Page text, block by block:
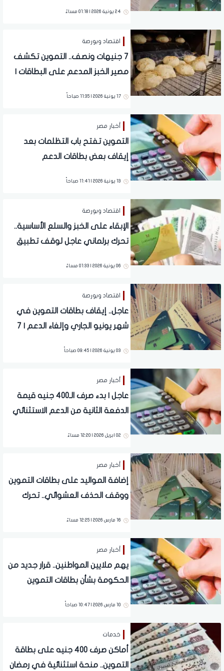
24 يونية 2026 | 01:18 مساءً
اقتصاد وبورصة
7 جنيهات ونصف.. التموين تكشف
مصير الخبز المدعم على البطاقات |
17 يونية 2026 | 11:35 صباحاً
أخبار مصر
التموين تفتح باب التظلمات بعد
إيقاف بعض بطاقات الدعم
13 يونية 2026 | 11:41 صباحاً
اقتصاد وبورصة
الإبقاء على الخبز والسلع الأساسية..
تحرك برلماني عاجل لوقف تطبيق
06 يونية 2026 | 01:33 مساءً
اقتصاد وبورصة
عاجل.. إيقاف بطاقات التموين في
شهر يونيو الجاري وإلغاء الدعم | 7
03 يونية 2026 | 09:45 صباحاً
أخبار مصر
عاجل | بدء صرف الـ400 جنيه قيمة
الدفعة الثانية من الدعم الاستثنائي
02 ابريل 2026 | 12:20 مساءً
أخبار مصر
إضافة المواليد على بطاقات التموين
ووقف الحذف العشوائي.. تحرك
16 مارس 2026 | 12:25 مساءً
أخبار مصر
يهم ملايين المواطنين.. قرار جديد من
الحكومة بشأن بطاقات التموين
10 مارس 2026 | 10:47 صباحاً
خدمات
أماكن صرف 400 جنيه على بطاقة
التموين.. منحة استثنائية في رمضان